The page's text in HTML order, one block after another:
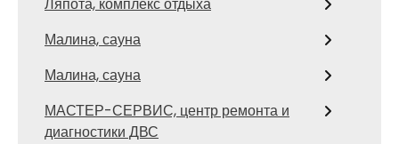
Ляпота, комплекс отдыха
Малина, сауна
Малина, сауна
МАСТЕР-СЕРВИС, центр ремонта и
диагностики ДВС